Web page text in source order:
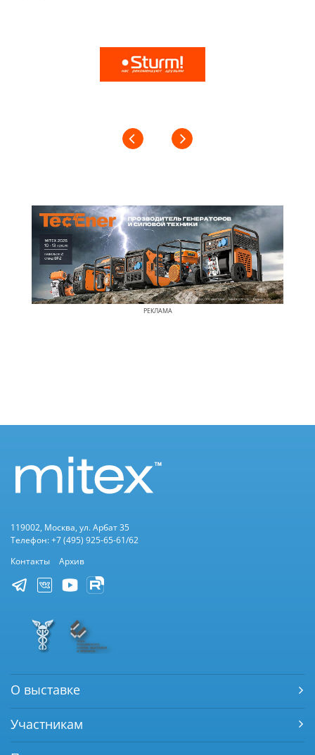
РЕКЛАМА
119002, Москва, ул. Арбат 35
Телефон: +7 (495) 925-65-61/62
Контакты
Архив
О выставке
Участникам